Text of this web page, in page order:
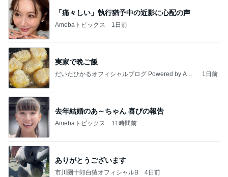
「痛々しい」執行猶予中の近影に心配の声
Amebaトピックス 1日前
実家で晩ご飯
だいたひかるオフィシャルブログ Powered by Ame
1日前
去年結婚のあ～ちゃん 喜びの報告
Amebaトピックス 11時間前
ありがとうございます
市川團十郎白猿オフィシャルB 4日前